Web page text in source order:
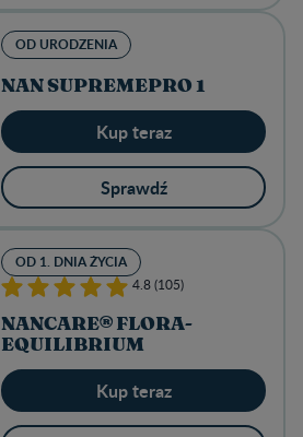
OD URODZENIA
NAN SUPREMEPRO 1
Kup teraz
Sprawdź
OD 1. DNIA ŻYCIA
4.8 (105)
NANCARE® FLORA-
EQUILIBRIUM
Kup teraz